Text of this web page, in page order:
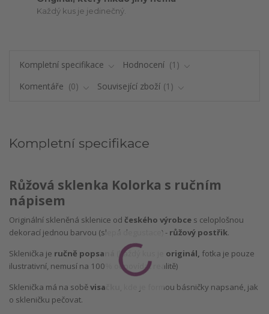
Každý kus je jedinečný.
Kompletní specifikace Hodnocení
1
Komentáře
0 Související zboží 1
Kompletní specifikace
Růžová sklenka Kolorka s ručním
nápisem
Originální skleněná sklenice od českého výrobce s celoplošnou
dekorací jednou barvou (slepá degustace) - růžový postřik.
Sklenička je ručně popsaná (každý kus je originál, fotka je pouze
ilustrativní, nemusí na 100% odpovídat realitě)
Sklenička má na soběvisačku
, kde je formou básničky napsané, jak
o skleničku pečovat.